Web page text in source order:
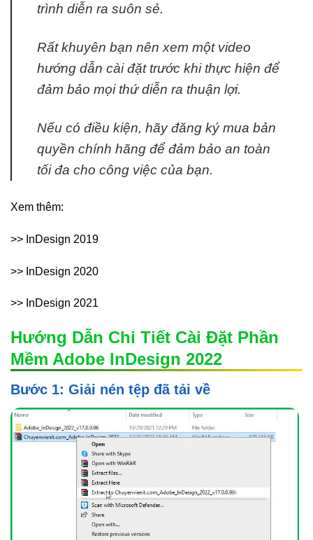
trình diễn ra suôn sẻ.
Rất khuyên bạn nên xem một video
hướng dẫn cài đặt trước khi thực hiện để
đảm bảo mọi thứ diễn ra thuận lợi.
Nếu có điều kiện, hãy đăng ký mua bản
quyền chính hãng để đảm bảo an toàn
tối đa cho công việc của bạn.
Xem thêm:
>> InDesign 2019
>> InDesign 2020
>> InDesign 2021
Hướng Dẫn Chi Tiết Cài Đặt Phần
Mềm Adobe InDesign 2022
Bước 1: Giải nén tệp đã tải về